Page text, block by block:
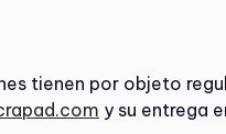
tienen por objeto
y su entrega